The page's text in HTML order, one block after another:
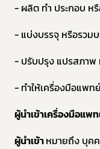
- ผลิต ทำ ประกอบ ห
- แบ่งบรรจุ หรือรวม
- ปรับปรุง แปรสภา
- ทำให้เครื่องมือแพท
ผู้นำเข้าเครื่องมือแพ
ผู้นำเข้าหมายถึง บุค